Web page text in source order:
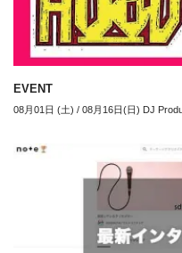
EVENT
08月01日 (土) / 08月16日(日) DJ